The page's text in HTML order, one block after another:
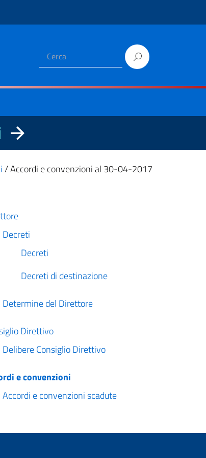
/Accordi e convenzioni al 30-04-2017
Decreti
Decreti
Decreti di destinazione
Determine del Direttore
Direttivo
Delibere Consiglio Direttivo
e convenzioni
Accordi e convenzioni scadute